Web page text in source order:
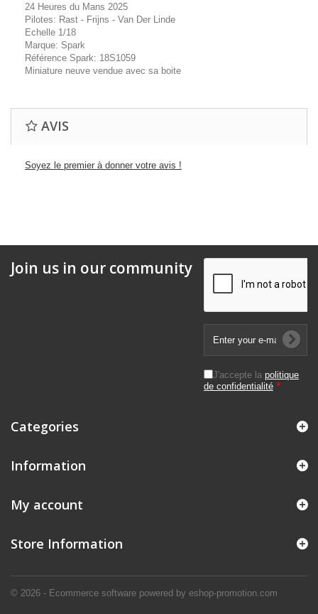
24 Heures du Mans 2025
Pilotes: Rast - Frijns - Van Der Linde
Echelle 1/18
Marque: Spark
Référence Spark: 18S1059
Miniature neuve vendue avec sa boite
AVIS
Soyez le premier à donner votre avis !
Join us in our community
J'accepte la politique
de confidentialité *
Categories
Information
© 2026 - Ecommerce software powered by eshop-promotion.com
My account
Store Information